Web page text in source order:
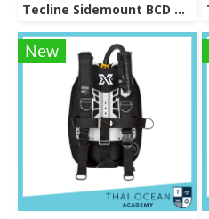
Tecline Sidemount BCD Avenger SIDE16
New